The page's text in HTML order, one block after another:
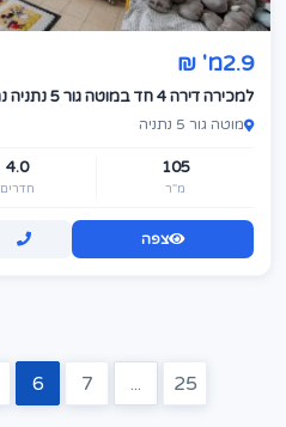
2.9מ' ₪
למכירה דירה 4 חד במוטה גור 5 נתניה נתניה
מוטה גור 5 נתניה
105
מ"ר
4.0
חדרים
צפה
6 7 ... 25